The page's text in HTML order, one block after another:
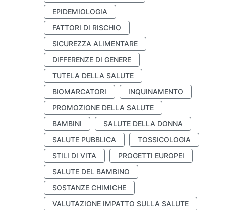
EPIDEMIOLOGIA
FATTORI DI RISCHIO
SICUREZZA ALIMENTARE
DIFFERENZE DI GENERE
TUTELA DELLA SALUTE
BIOMARCATORI
INQUINAMENTO
PROMOZIONE DELLA SALUTE
BAMBINI
SALUTE DELLA DONNA
SALUTE PUBBLICA
TOSSICOLOGIA
STILI DI VITA
PROGETTI EUROPEI
SALUTE DEL BAMBINO
SOSTANZE CHIMICHE
VALUTAZIONE IMPATTO SULLA SALUTE